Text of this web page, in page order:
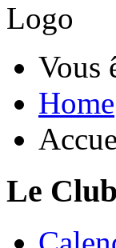
Vous
Home
Le Club